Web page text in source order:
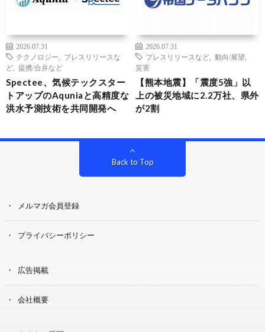
2026.07.31
テクノロジー
プレスリリースな
ど
提携/合弁など
Spectee、気候テックスター
トアップのAquniaと高精度な
洪水予測技術を共同開発へ
2026.07.31
プレスリリースなど
動向/展望
災害
【熊本地震】「震度5強」以
上の被災地域に2.2万社、県外
が2割
Back to Top
メルマガ会員登録
プライバシーポリシー
広告掲載
会社概要